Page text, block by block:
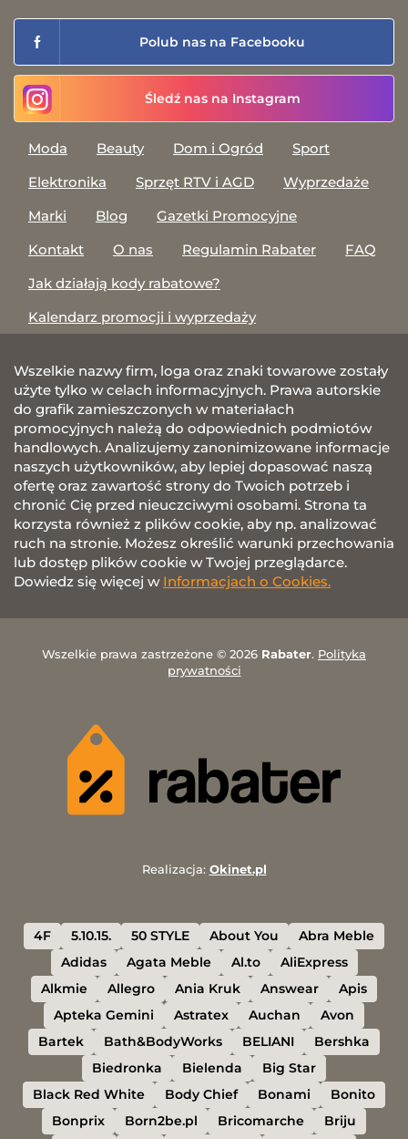
Polub nas na Facebooku
Śledź nas na Instagram
Moda Beauty Dom i Ogród
Sport
Elektronika
Sprzęt RTV i AGD
Wyprzedaże
Marki
Blog
Gazetki Promocyjne
Kontakt
O nas Regulamin Rabater
FAQ
Jak działają kody rabatowe?
Kalendarz promocji i wyprzedaży
Wszelkie nazwy firm, loga oraz znaki towarowe zostały
użyte tylko w celach informacyjnych. Prawa autorskie
do grafik zamieszczonych w materiałach
promocyjnych należą do odpowiednich podmiotów
handlowych. Analizujemy zanonimizowane informacje
naszych użytkowników, aby lepiej dopasować naszą
ofertę oraz zawartość strony do Twoich potrzeb i
chronić Cię przed nieuczciwymi osobami. Strona ta
korzysta również z plików cookie, aby np. analizować
ruch na stronie. Możesz określić warunki przechowania
lub dostęp plików cookie w Twojej przeglądarce.
Dowiedz się więcej w Informacjach o Cookies.
Wszelkie prawa zastrzeżone © 2026 Rabater. Polityka
prywatności
Realizacja: Okinet.pl
4F 5.10.15. 50 STYLE About You
Abra Meble
Adidas
Agata Meble Al.to
AliExpress
Alkmie
Allegro Ania Kruk Answear
Apis
Apteka Gemini
Astratex Auchan
Avon
Bartek
Bath&BodyWorks BELIANI
Bershka
Biedronka
Bielenda
Big Star
Black Red White
Body Chief Bonami
Bonito
Bonprix
Born2be.pl Bricomarche
Briju